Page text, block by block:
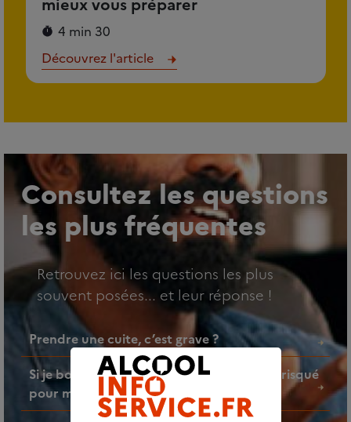
mieux vous préparer
4 min 30
Découvrez l'article
Consultez les questions
les plus fréquentes
Retrouvez ici les questions les plus
souvent posées... et leur réponse !
Prendre une cuite, c’est grave ?
Si je bois un verre d’alcool par jour, est-ce risqué
pour ma santé ?